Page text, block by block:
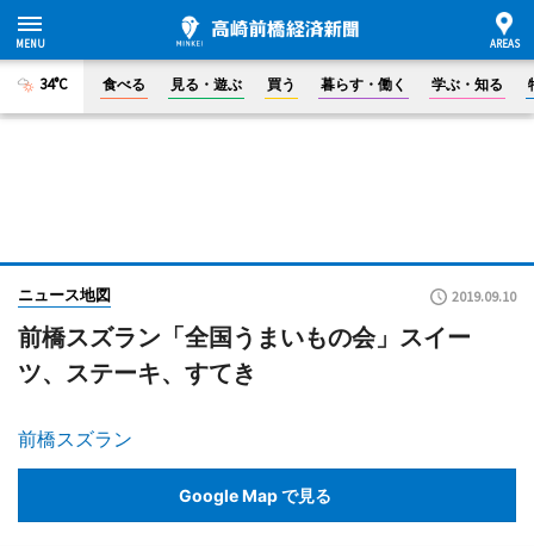
34°C 食べる 見る・遊ぶ 買う 暮らす・働く 学ぶ・知る
ニュース地図 2019.09.10
前橋スズラン「全国うまいもの会」スイー
ツ、ステーキ、すてき
前橋スズラン
Google Map で見る